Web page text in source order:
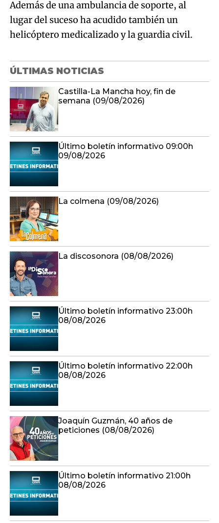
Además de una ambulancia de soporte, al
lugar del suceso ha acudido también un
helicóptero medicalizado y la guardia civil.
ÚLTIMAS NOTICIAS
Castilla-La Mancha hoy, fin de
semana (09/08/2026)
Último boletín informativo 09:00h
09/08/2026
La colmena (09/08/2026)
La discosonora (08/08/2026)
Último boletín informativo 23:00h
08/08/2026
Último boletín informativo 22:00h
08/08/2026
Joaquín Guzmán, 40 años de
peticiones (08/08/2026)
Último boletín informativo 21:00h
08/08/2026